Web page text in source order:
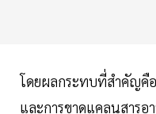
โดยผลกระทบที่สำคัญคื
และการขาดแคลนสารอ